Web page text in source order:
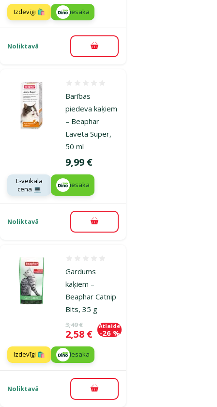
Izdevīgi 🛍️ iesaka
Noliktavā Pievienot grozam
Barības
piedeva kaķiem
– Beaphar
Laveta Super,
50 ml
Cena
9,99 €
E-veikala
cena 💻
iesaka
Noliktavā Pievienot grozam
Gardums
kaķiem –
Beaphar Catnip
Bits, 35 g
Oriģinālā cena
3,49 €
Cena
2,58 €
Atlaide
-26 %
Izdevīgi 🛍️ iesaka
Noliktavā Pievienot grozam